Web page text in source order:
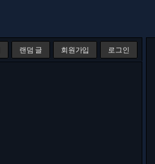
랜덤 글 회원가입 로그인